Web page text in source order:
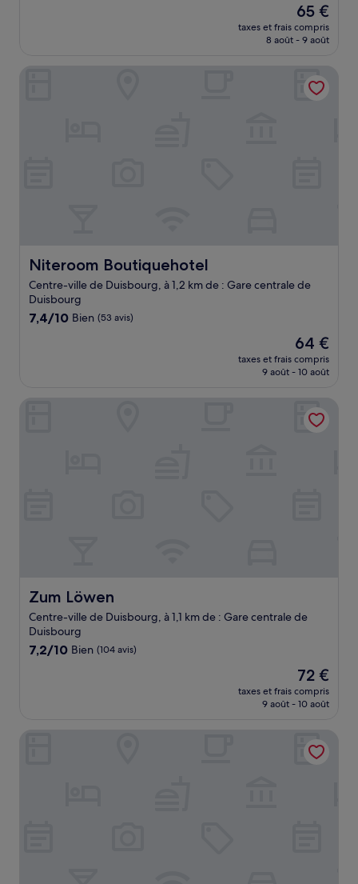
Le
nouveau
prix
de
65 €
65 €
taxes et frais compris
8 août - 9 août
Niteroom Boutiquehotel
Niteroom Boutiquehotel
Centre-ville de Duisbourg, à 1,2 km de : Gare centrale de
Duisbourg
7.4
7,4/10 Bien (53 avis)
Le
nouveau
prix
de
64 €
64 €
taxes et frais compris
9 août - 10 août
Zum Löwen
Zum Löwen
Centre-ville de Duisbourg, à 1,1 km de : Gare centrale de
Duisbourg
7.2
7,2/10 Bien (104 avis)
Le
nouveau
prix
de
72 €
72 €
taxes et frais compris
9 août - 10 août